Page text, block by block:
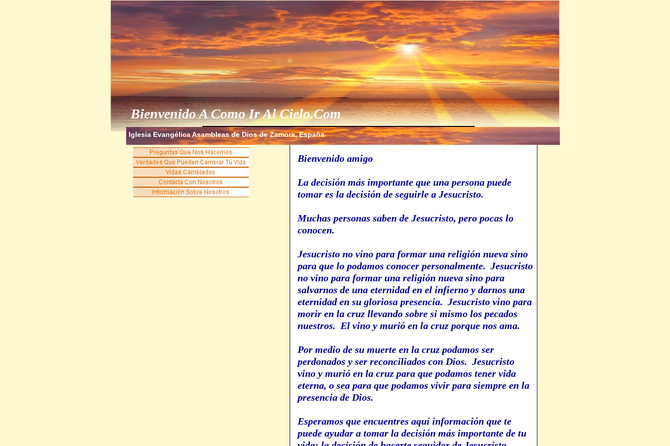
Bienvenido A Como Ir Al Cielo.Com
Bienvenido amigo
La decisión más importante que una persona puede
tomar es la decisión de seguirle a Jesucristo.
Muchas personas saben de Jesucristo, pero pocas lo
conocen.
Jesucristo no vino para formar una religión nueva sino
para que lo podamos conocer personalmente. Jesucristo
no vino para formar una religión nueva sino para
salvarnos de una eternidad en el infierno y darnos una
eternidad en su gloriosa presencia. Jesucristo vino para
morir en la cruz llevando sobre si mismo los pecados
nuestros. El vino y murió en la cruz porque nos ama.
Por medio de su muerte en la cruz podamos ser
perdonados y ser reconciliados con Dios. Jesucristo
vino y murió en la cruz para que podamos tener vida
eterna, o sea para que podamos vivir para siempre en la
presencia de Dios.
Esperamos que encuentres aquí información que te
puede ayudar a tomar la decisión más importante de tu
Iglesia Evangélica Asambleas de Dios de Zamora, España